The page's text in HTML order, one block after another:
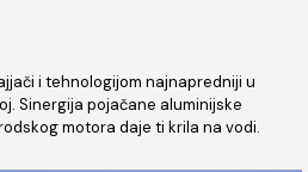
i tehnologijom najnapredniji u
Sinergija pojačane aluminijske
motora daje ti krila na vodi.